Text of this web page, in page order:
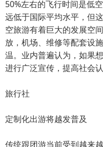
50%左右的飞行时间是低
远低于国际平均水平，但
空旅游有着巨大的发展空
放，机场、维修等配套设
温。业内普遍认为，如果
进行广泛宣传，提高社会认
旅行社
定制化出游将越发普及
传统跟团游当前受到越来